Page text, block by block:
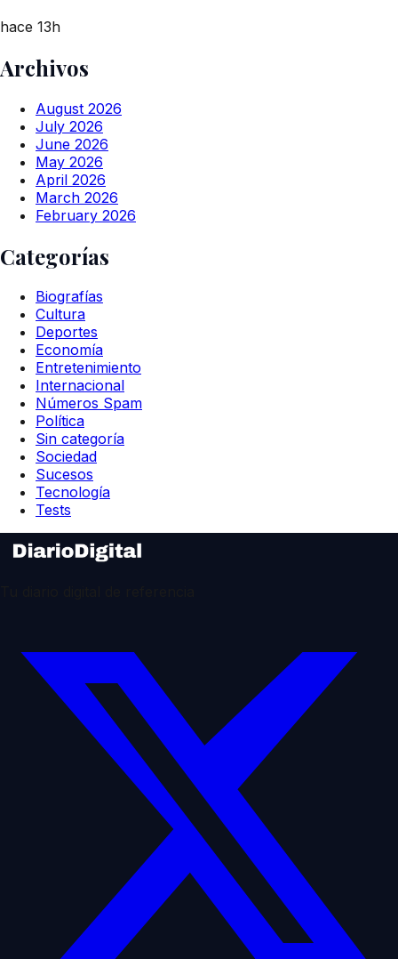
hace 13h
Archivos
August 2026
July 2026
June 2026
May 2026
April 2026
March 2026
February 2026
Categorías
Biografías
Cultura
Deportes
Economía
Entretenimiento
Internacional
Números Spam
Política
Sin categoría
Sociedad
Sucesos
Tecnología
Tests